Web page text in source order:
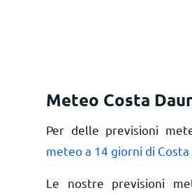
Meteo Costa
Per delle previsioni
meteo a 14 giorni di Costa
Le nostre previsioni